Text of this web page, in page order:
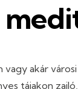
akár
tájakon